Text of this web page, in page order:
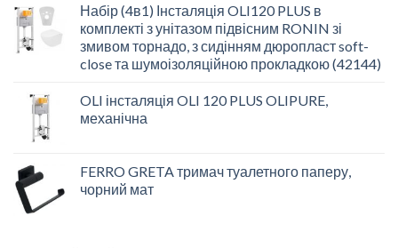
Набір (4в1) Інсталяція OLI120 PLUS в
комплекті з унітазом підвісним RONIN зі
змивом торнадо, з сидінням дюропласт soft-
close та шумоізоляційною прокладкою (42144)
OLI інсталяція OLI 120 PLUS OLIPURE,
механічна
FERRO GRETA тримач туалетного паперу,
чорний мат